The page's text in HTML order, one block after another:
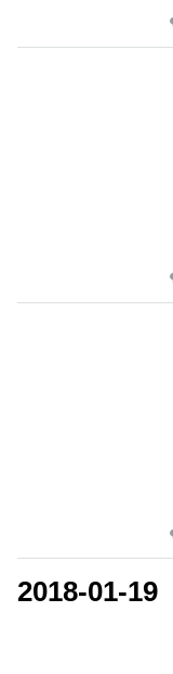
2018-01-19